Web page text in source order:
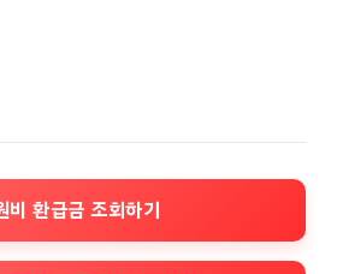
비 환급금 조회하기